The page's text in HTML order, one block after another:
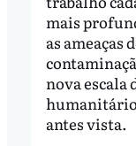
mais
as ameaças
nova escala
antes vista.